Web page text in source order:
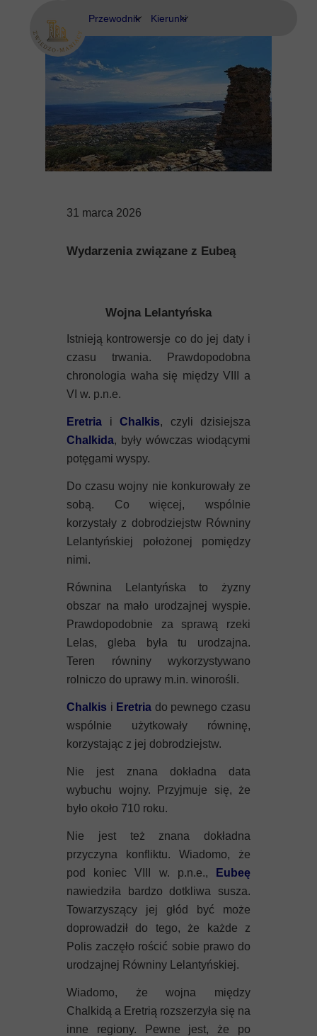
Przewodnik
Kos
Kierunki
Delfy
Eubea
Kalimnos
Kos
Mykeny
Nisyros
Samos
Thasos
Lanzarote
31 marca 2026
Wydarzenia związane z Eubeą
Wojna Lelantyńska
Istnieją kontrowersje co do jej daty i
czasu trwania. Prawdopodobna
chronologia waha się między VIII a
VI w. p.n.e.
Eretria i Chalkis, czyli dzisiejsza
Chalkida, były wówczas wiodącymi
potęgami wyspy.
Do czasu wojny nie konkurowały ze
sobą. Co więcej, wspólnie
korzystały z dobrodziejstw Równiny
Lelantyńskiej położonej pomiędzy
nimi.
Równina Lelantyńska to żyzny
obszar na mało urodzajnej wyspie.
Prawdopodobnie za sprawą rzeki
Lelas, gleba była tu urodzajna.
Teren równiny wykorzystywano
rolniczo do uprawy m.in. winorośli.
Chalkis i Eretria do pewnego czasu
wspólnie użytkowały równinę,
korzystając z jej dobrodziejstw.
Nie jest znana dokładna data
wybuchu wojny. Przyjmuje się, że
było około 710 roku.
Nie jest też znana dokładna
przyczyna konfliktu. Wiadomo, że
pod koniec VIII w. p.n.e.,
Eubeę
nawiedziła bardzo dotkliwa susza.
Towarzyszący jej głód być może
doprowadził do tego, że każde z
Polis zaczęło rościć sobie prawo do
urodzajnej Równiny Lelantyńskiej.
Wiadomo, że wojna między
Chalkidą a Eretrią rozszerzyła się na
inne regiony. Pewne jest, że po